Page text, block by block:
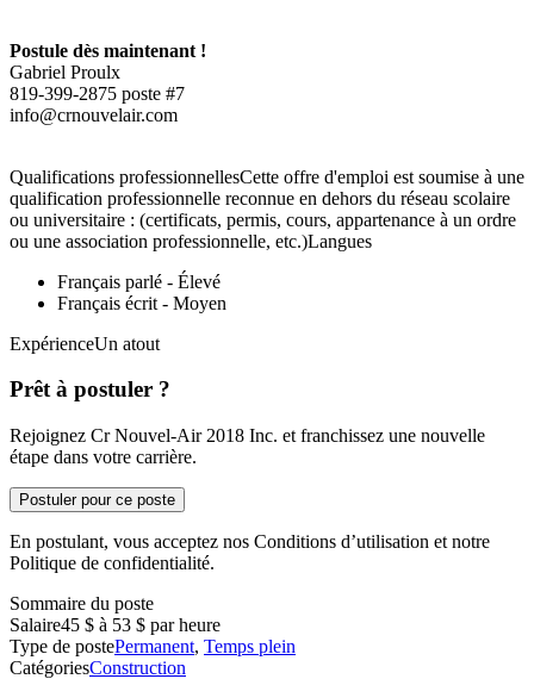
Postule dès maintenant !
Gabriel Proulx
819-399-2875 poste #7
info@crnouvelair.com
Qualifications professionnellesCette offre d'emploi est soumise à une
qualification professionnelle reconnue en dehors du réseau scolaire
ou universitaire : (certificats, permis, cours, appartenance à un ordre
ou une association professionnelle, etc.)Langues
Français parlé - Élevé
Français écrit - Moyen
ExpérienceUn atout
Prêt à postuler ?
Rejoignez Cr Nouvel-Air 2018 Inc. et franchissez une nouvelle
étape dans votre carrière.
Postuler pour ce poste
En postulant, vous acceptez nos Conditions d’utilisation et notre
Politique de confidentialité.
Sommaire du poste
Salaire45 $ à 53 $ par heure
Type de postePermanent, Temps plein
CatégoriesConstruction